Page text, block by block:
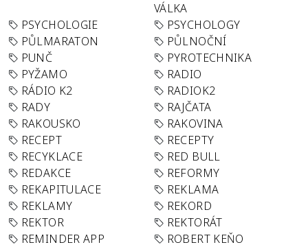
VÁLKA
PSYCHOLOGIE
PSYCHOLOGY
PŮLMARATON
PŮLNOČNÍ
PUNČ
PYROTECHNIKA
PYŽAMO
RADIO
RÁDIO K2
RADIOK2
RADY
RAJČATA
RAKOUSKO
RAKOVINA
RECEPT
RECEPTY
RECYKLACE
RED BULL
REDAKCE
REFORMY
REKAPITULACE
REKLAMA
REKLAMY
REKORD
REKTOR
REKTORÁT
REMINDER APP
ROBERT KEŇO